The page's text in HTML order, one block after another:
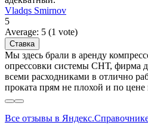
Vladqs Smirnov
5
Average: 5 (1 vote)
Мы здесь брали в аренду
опрессовки системы СНТ, фирма
всеми расходниками в отлично
проката прям не плохой и по
Все отзывы в